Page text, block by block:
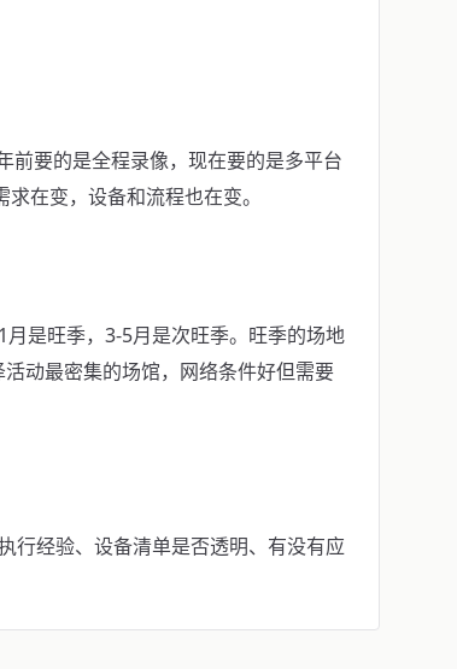
要的是全程录像，现在要的是多平台
在变，设备和流程也在变。
是旺季，3-5月是次旺季。旺季的场地
动最密集的场馆，网络条件好但需要
行经验、设备清单是否透明、有没有应